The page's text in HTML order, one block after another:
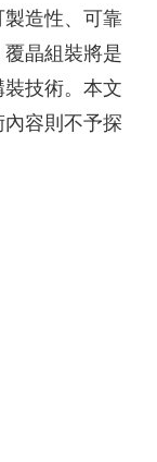
造性、可靠
晶組裝將是
技術。本文
容則不予探